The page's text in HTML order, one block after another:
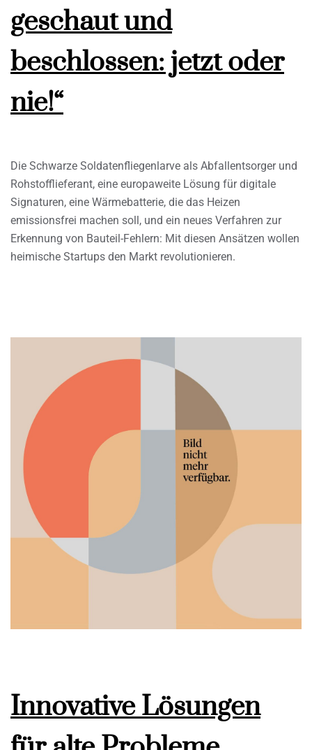
geschaut und
beschlossen: jetzt oder
nie!“
Die Schwarze Soldatenfliegenlarve als Abfallentsorger und
Rohstofflieferant, eine europaweite Lösung für digitale
Signaturen, eine Wärmebatterie, die das Heizen
emissionsfrei machen soll, und ein neues Verfahren zur
Erkennung von Bauteil-Fehlern: Mit diesen Ansätzen wollen
heimische Startups den Markt revolutionieren.
Innovative Lösungen